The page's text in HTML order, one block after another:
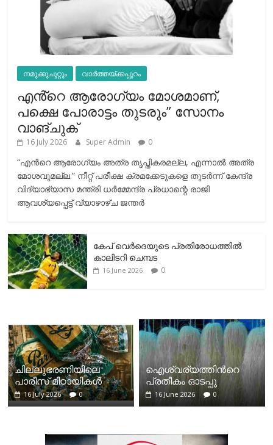
നമുക്കുചുറ്റും വാർത്തയ്ക്കപ്പുറം
എൻ്റെ ആരോഗ്യം മോശമാണ്,
പക്ഷെ പോരാട്ടം തുടരും” സോനം
വാങ്ചുക്
16 July 2026 Super Admin 0
“എന്‍റെ ആരോഗ്യം അത്ര തൃപ്തികരമല്ല, എന്നാൽ അത്ര
മോശവുമല്ല.” നീറ്റ് പരീക്ഷ ക്രമക്കേടുകളെ തുടർന്ന് കേന്ദ്ര
വിദ്യാഭ്യാസ മന്ത്രി ധർമ്മേന്ദ്ര പ്രധാന്റെ രാജി
ആവശ്യപ്പെട്ട് വ്യാഴാഴ്ച ജന്തർ
കേപ് വെര്‍ദെയുടെ പ്രതിരോധത്തില്‍
കാലിടറി ചെമ്പട
16 June 2026 0
ചില്ലുഭരണിയിലെ
പാരീസ് മിഠായികള്‍
16 July 2026 0
ഐശ്വര്യത്തിന്‍റെ
പ്രതീകം ഓടപ്പൂ
16 June 2026 0